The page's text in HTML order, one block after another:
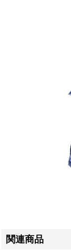
関連商品